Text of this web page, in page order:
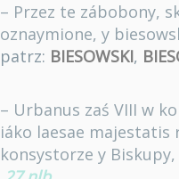
– Przez te zábobony,
oznaymione, y
patrz: BIESOWSKI,
– Urbanus zaś VIII w
iáko laesae majestatis
konsystorze y